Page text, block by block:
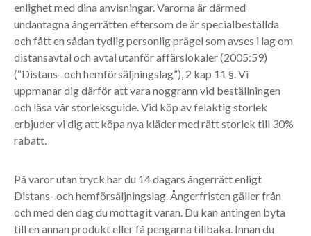
enlighet med dina anvisningar. Varorna är därmed
undantagna ångerrätten eftersom de är specialbeställda
och fått en sådan tydlig personlig prägel som avses i lag om
distansavtal och avtal utanför affärslokaler (2005:59)
(“Distans- och hemförsäljningslag”), 2 kap 11 §. Vi
uppmanar dig därför att vara noggrann vid beställningen
och läsa vår storleksguide. Vid köp av felaktig storlek
erbjuder vi dig att köpa nya kläder med rätt storlek till 30%
rabatt.
På varor utan tryck har du 14 dagars ångerrätt enligt
Distans- och hemförsäljningslag. Ångerfristen gäller från
och med den dag du mottagit varan. Du kan antingen byta
till en annan produkt eller få pengarna tillbaka. Innan du